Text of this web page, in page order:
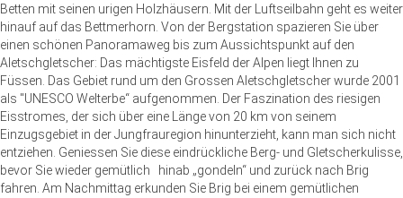
Betten mit seinen urigen Holzhäusern. Mit der Luftseilbahn geht es weiter
hinauf auf das Bettmerhorn. Von der Bergstation spazieren Sie über
einen schönen Panoramaweg bis zum Aussichtspunkt auf den
Aletschgletscher: Das mächtigste Eisfeld der Alpen liegt Ihnen zu
Füssen. Das Gebiet rund um den Grossen Aletschgletscher wurde 2001
als "UNESCO Welterbe“ aufgenommen. Der Faszination des riesigen
Eisstromes, der sich über eine Länge von 20 km von seinem
Einzugsgebiet in der Jungfrauregion hinunterzieht, kann man sich nicht
entziehen. Geniessen Sie diese eindrückliche Berg- und Gletscherkulisse,
bevor Sie wieder gemütlich hinab „gondeln“ und zurück nach Brig
fahren. Am Nachmittag erkunden Sie Brig bei einem gemütlichen